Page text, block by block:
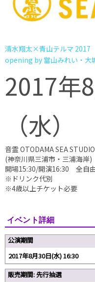
清水翔太×青山テルマ 2017
opening by 當山みれい・大
2017年
（水）
音霊 OTODAMA SEA STUDIO
(神奈川県三浦市・三浦海岸)
開場15:30/開演16:30 全自由
※ドリンク代別
※4歳以上チケット必要
イベント詳細
公演期間
2017年8月30日(水) 16:30
販売期間: 先行抽選